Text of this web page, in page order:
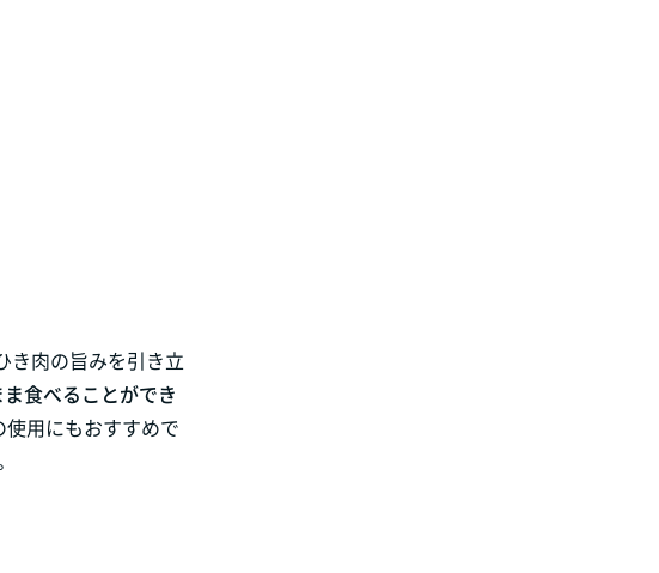
き肉の旨みを引き立
食べることができ
使用にもおすすめで